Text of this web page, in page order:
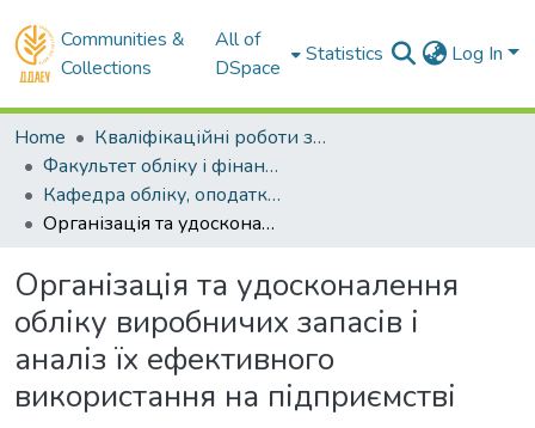
Communities &
Collections
All of
DSpace
Statistics Log In
Home
Кваліфікаційні роботи здобувачів вищої освіти
Факультет обліку і фінансів
Кафедра обліку, оподаткування та управління фінансово-економічною безпекою . Магістри
Організація та удосконалення обліку виробничих запасів і аналіз їх ефективного використання на підприємстві
Організація та удосконалення
обліку виробничих запасів і
аналіз їх ефективного
використання на підприємстві